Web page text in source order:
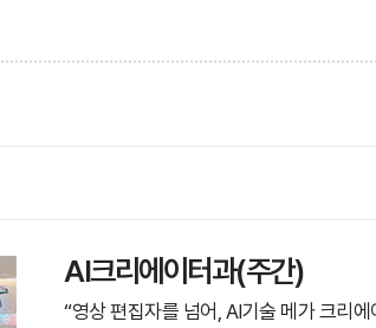
AI크리에이터과(주간)
“영상 편집자를 넘어, AI기술 메가 크리에